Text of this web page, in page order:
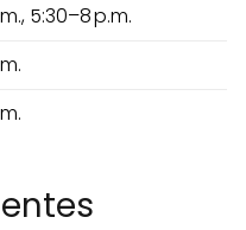
5:30–8 p.m.